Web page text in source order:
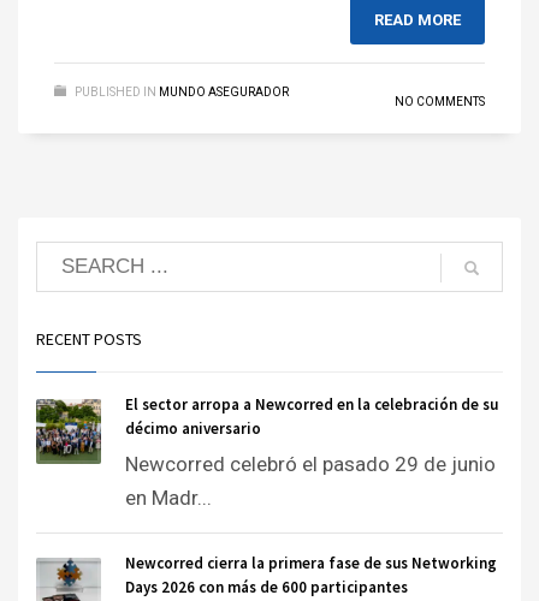
READ MORE
PUBLISHED IN MUNDO ASEGURADOR
NO COMMENTS
RECENT POSTS
El sector arropa a Newcorred en la celebración de su
décimo aniversario
Newcorred celebró el pasado 29 de junio
en Madr...
Newcorred cierra la primera fase de sus Networking
Days 2026 con más de 600 participantes